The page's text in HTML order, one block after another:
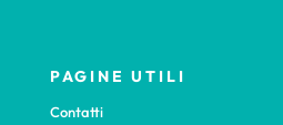
PAGINE UTILI
Contatti